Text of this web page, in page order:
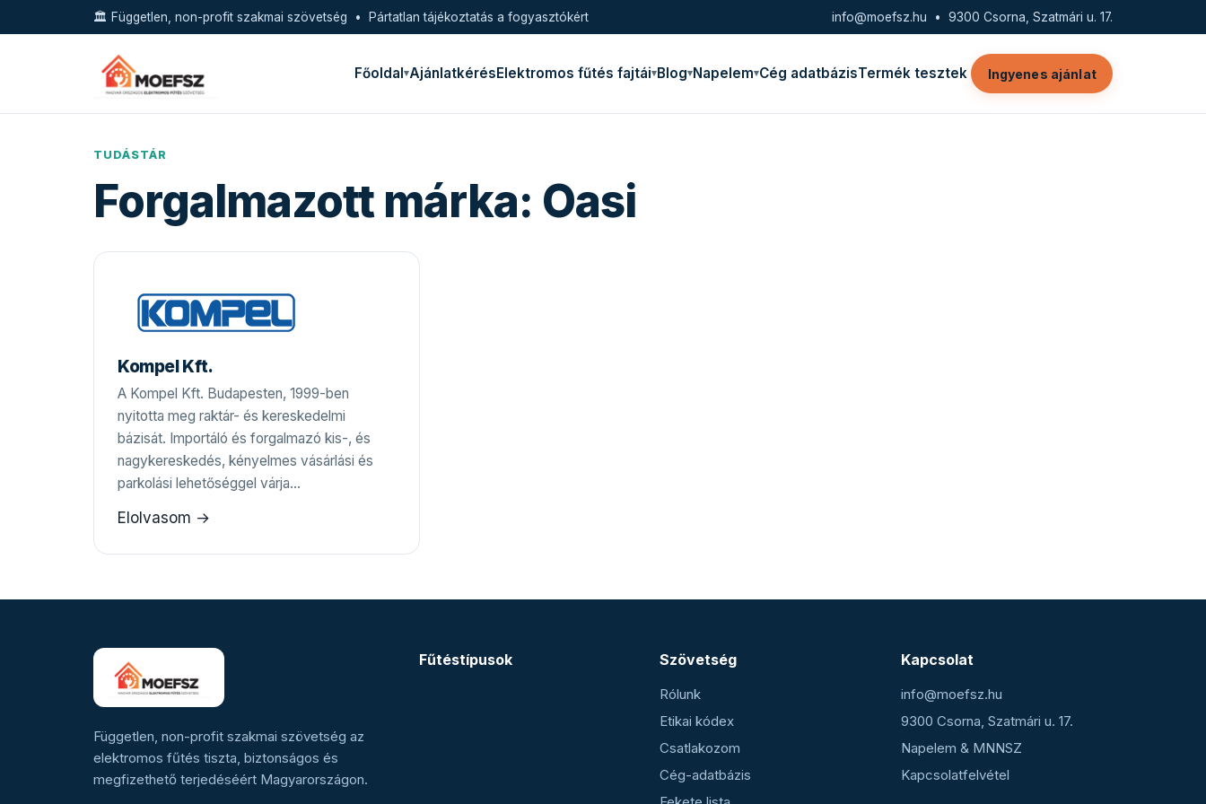
🏛️ Független, non-profit szakmai szövetség • Pártatlan tájékoztatás a fogyasztókért info@moefsz.hu • 9300 Csorna, Szatmári u. 17.
Főoldal AjánlatkérésElektromos fűtés fajtái Blog Napelem Cég adatbázisTermék tesztek Ingyenes ajánlat
TUDÁSTÁR
Forgalmazott márka: Oasi
Kompel Kft.
A Kompel Kft. Budapesten, 1999-ben
nyitotta meg raktár- és kereskedelmi
bázisát. Importáló és forgalmazó kis-, és
nagykereskedés, kényelmes vásárlási és
parkolási lehetőséggel várja…
Elolvasom →
Független, non-profit szakmai szövetség az
elektromos fűtés tiszta, biztonságos és
megfizethető terjedéséért Magyarországon.
Fűtéstípusok Szövetség
Rólunk
Etikai kódex
Csatlakozom
Cég-adatbázis
Kapcsolat
info@moefsz.hu
9300 Csorna, Szatmári u. 17.
Napelem & MNNSZ
Kapcsolatfelvétel